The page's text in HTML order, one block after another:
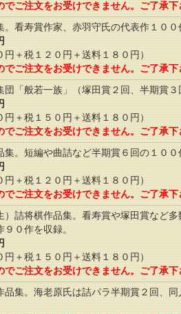
ご注文をお受けできません。ご了承下
看寿賞作家、赤羽守氏の代表作１００
＋税１２０円＋送料１８０円）
ご注文をお受けできません。ご了承下
団「般若一族」（塚田賞２回、半期賞３
＋税１５０円＋送料１８０円）
ご注文をお受けできません。ご了承下
集。短編や曲詰など半期賞６回の１００
＋税１２０円＋送料１８０円）
ご注文をお受けできません。ご了承下
）詰将棋作品集。看寿賞や塚田賞など
０作を収録。
＋税１５０円＋送料１８０円）
ご注文をお受けできません。ご了承下
品集。海老原氏は詰パラ半期賞２回、